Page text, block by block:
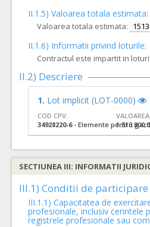
II.1.5) Valoarea totala estimata:
Valoarea totala estimata:
II.1.6) Informatii privind loturile:
Contractul este impartit in loturi:
II.2) Descriere
1. Lot implicit (LOT-0000)
COD CPV:
34928220-6- Elemente pentru
III.1) Conditii de participare
III.1.1) Capacitatea de
profesionale, inclusiv cerintele
registrele profesionale sau